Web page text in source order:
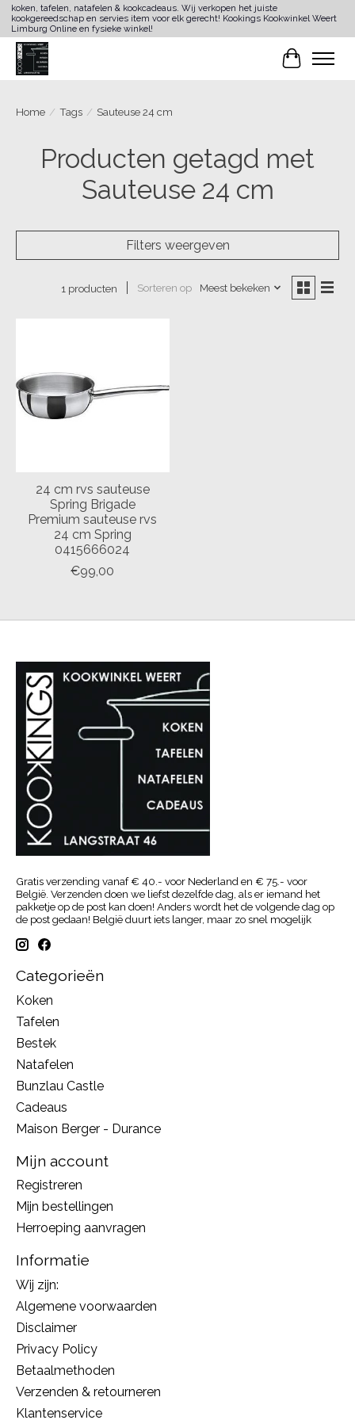
koken, tafelen, natafelen & kookcadeaus. Wij verkopen het juiste
kookgereedschap en servies item voor elk gerecht! Kookings Kookwinkel Weert
Limburg Online en fysieke winkel!
Home / Tags / Sauteuse 24 cm
Producten getagd met
Sauteuse 24 cm
Filters weergeven
1 producten Sorteren op Meest bekeken
24 cm rvs sauteuse
Spring Brigade
Premium sauteuse rvs
24 cm Spring
0415666024
€99,00
Gratis verzending vanaf € 40.- voor Nederland en € 75.- voor
België. Verzenden doen we liefst dezelfde dag, als er iemand het
pakketje op de post kan doen! Anders wordt het de volgende dag op
de post gedaan! België duurt iets langer, maar zo snel mogelijk
Categorieën
Koken
Tafelen
Bestek
Natafelen
Bunzlau Castle
Cadeaus
Maison Berger - Durance
Mijn account
Registreren
Mijn bestellingen
Herroeping aanvragen
Informatie
Wij zijn:
Algemene voorwaarden
Disclaimer
Privacy Policy
Betaalmethoden
Verzenden & retourneren
Klantenservice